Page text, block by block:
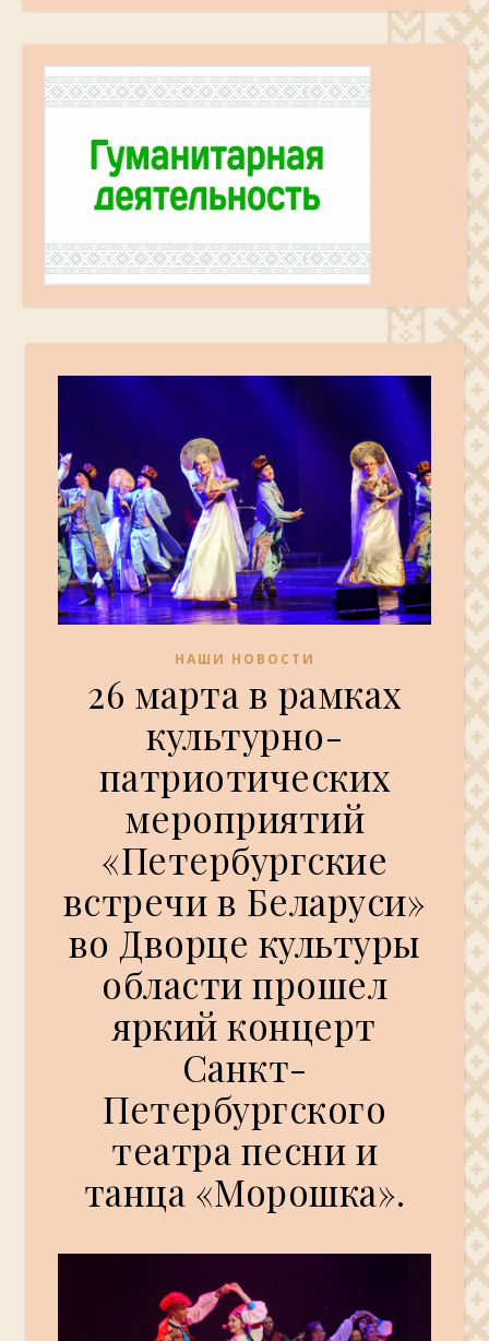
НАШИ НОВОСТИ
26 марта в рамках
культурно-
патриотических
мероприятий
«Петербургские
встречи в Беларуси»
во Дворце культуры
области прошел
яркий концерт
Санкт-
Петербургского
театра песни и
танца «Морошка».